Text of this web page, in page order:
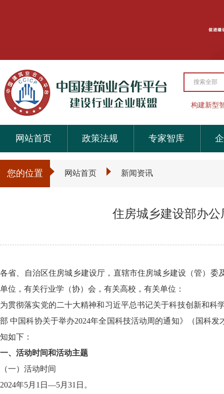
搜索全部
构建新型
网站首页 政策法规 专家智库
您的位置 网站首页 新闻资讯
住房城乡建设部办
各省、自治区住房城乡建设厅，直辖市住房城乡建设（管）
单位，有关行业学（协）会，有关高校，有关单位：
为贯彻落实党的二十大精神和习近平总书记关于科技创新和
部 中国科协关于举办2024年全国科技活动周的通知》（国科
知如下：
一、活动时间和活动主题
（一）活动时间
2024年5月1日—5月31日。